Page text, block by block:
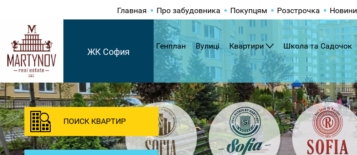
Главная Про забудовника Покупцям Розстрочка Новини
ЖК София
Генплан Вулиці Квартири Школа та Садочок
ПОИСК КВАРТИР